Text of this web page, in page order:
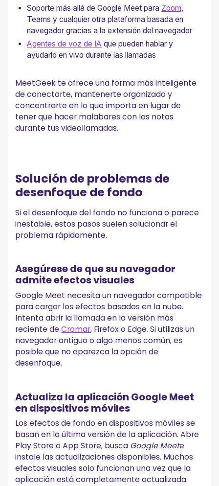
Soporte más allá de Google Meet para Zoom,
Teams y cualquier otra plataforma basada en
navegador gracias a la extensión del navegador
Agentes de voz de IA que pueden hablar y
ayudarlo en vivo durante las llamadas
MeetGeek te ofrece una forma más inteligente
de conectarte, mantenerte organizado y
concentrarte en lo que importa en lugar de
tener que hacer malabares con las notas
durante tus videollamadas.
Solución de problemas de
desenfoque de fondo
Si el desenfoque del fondo no funciona o parece
inestable, estos pasos suelen solucionar el
problema rápidamente.
Asegúrese de que su navegador
admite efectos visuales
Google Meet necesita un navegador compatible
para cargar los efectos basados en la nube.
Intenta abrir la llamada en la versión más
reciente deCromar, Firefox o Edge. Si utilizas un
navegador antiguo o algo menos común, es
posible que no aparezca la opción de
desenfoque.
Actualiza la aplicación Google Meet
en dispositivos móviles
Los efectos de fondo en dispositivos móviles se
basan en la última versión de la aplicación. Abre
Play Store o App Store, busca Google Meete
instale las actualizaciones disponibles. Muchos
efectos visuales solo funcionan una vez que la
aplicación está completamente actualizada.